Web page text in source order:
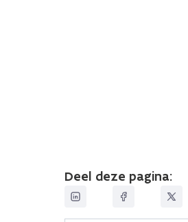
Deel deze pagina: